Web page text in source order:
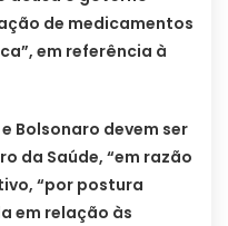
de medicamentos
em referência à
Bolsonaro devem ser
da Saúde, “em razão
“por postura
em relação às